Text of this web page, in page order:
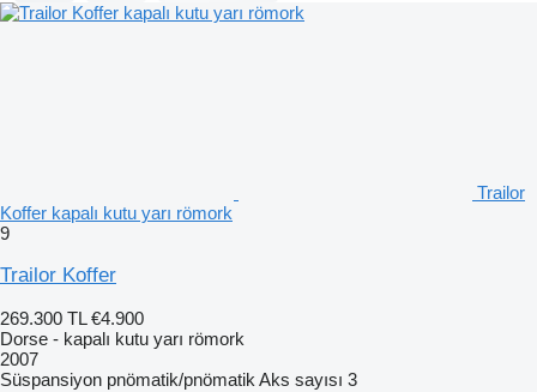
Trailor
Koffer kapalı kutu yarı römork
9
Trailor Koffer
269.300 TL €4.900
Dorse - kapalı kutu yarı römork
2007
Süspansiyon pnömatik/pnömatik Aks sayısı 3